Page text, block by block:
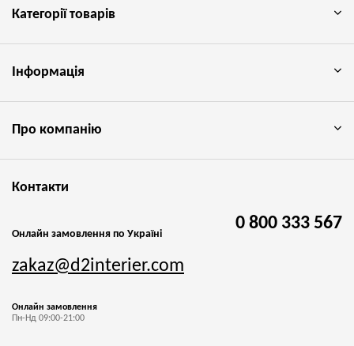
Категорії товарів
Інформація
Про компанію
Контакти
Онлайн замовлення по Україні
0 800 333 567
zakaz@d2interier.com
Онлайн замовлення
Пн-Нд 09:00-21:00